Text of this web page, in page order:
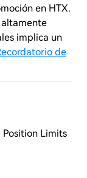
en HTX.
altamente
implica un
de
Limits